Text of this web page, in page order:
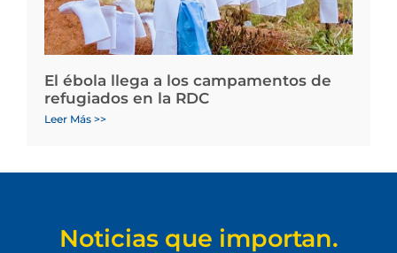
El ébola llega a los campamentos de
refugiados en la RDC
Leer Más >>
Noticias que importan.